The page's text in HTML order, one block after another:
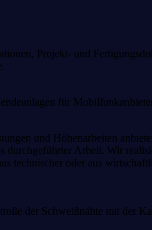
Projekt- und
für
und Höhenarbeiten
Arbeit. Wir
technischer oder aus
der Schweißnähte mit der